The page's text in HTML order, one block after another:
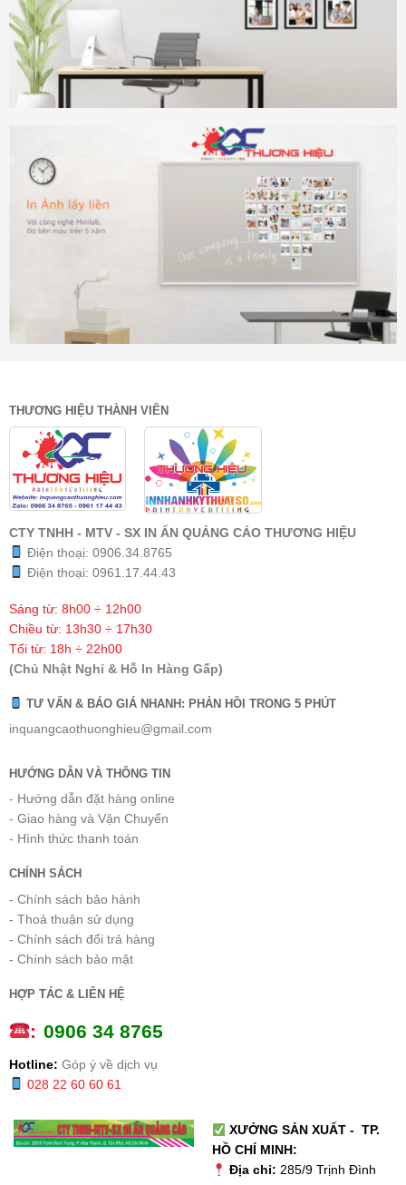
THƯƠNG HIỆU THÀNH VIÊN
CTY TNHH - MTV - SX IN ẤN QUẢNG CÁO THƯƠNG HIỆU
Điện thoại: 0906.34.8765
Điện thoại: 0961.17.44.43
Sáng từ: 8h00 ÷ 12h00
Chiều từ: 13h30 ÷ 17h30
Tối từ: 18h ÷ 22h00
(Chủ Nhật Nghỉ & Hỗ In Hàng Gấp)
TƯ VẤN & BÁO GIÁ NHANH: PHẢN HỒI TRONG 5 PHÚT
inquangcaothuonghieu@gmail.com
HƯỚNG DẪN VÀ THÔNG TIN
- Hướng dẫn đặt hàng online
- Giao hàng và Vận Chuyển
- Hình thức thanh toán
CHÍNH SÁCH
- Chính sách bảo hành
- Thoả thuận sử dụng
- Chính sách đổi trả hàng
- Chính sách bảo mật
HỢP TÁC & LIÊN HỆ
: 0906 34 8765
Hotline: Góp ý về dịch vụ
028 22 60 60 61
XƯỞNG SẢN XUẤT - TP.
HỒ CHÍ MINH:
Địa chỉ: 285/9 Trịnh Đình